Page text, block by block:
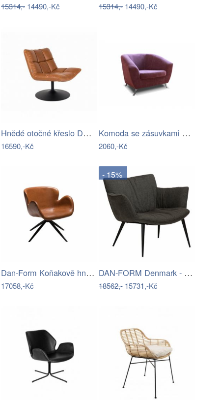
15314,- 14490,-Kč 15314,-14490,-Kč
Hnědé otočné křeslo DUTCHBONE Bar
16590,-Kč
Komoda se zásuvkami MAO dub artisan…
2060,-Kč
​​​​​Dan-Form Koňakově hnědé koženkové…
17058,-Kč
- 15%
DAN-FORM Denmark - Křeslo JOIN lounge
18562,-15731,-Kč